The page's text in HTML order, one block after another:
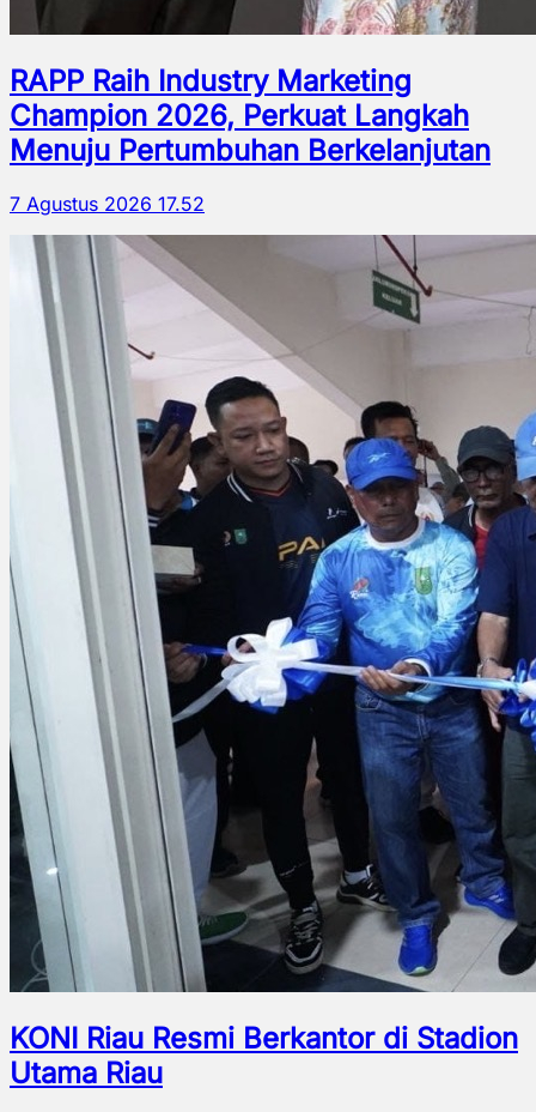
RAPP Raih Industry Marketing
Champion 2026, Perkuat Langkah
Menuju Pertumbuhan Berkelanjutan
7 Agustus 2026 17.52
KONI Riau Resmi Berkantor di Stadion
Utama Riau